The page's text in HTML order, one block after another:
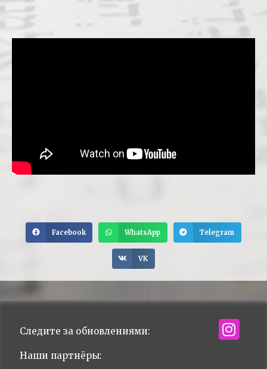
Facebook WhatsApp Telegram
VK
Следите за обновлениями:
Наши партнёры: